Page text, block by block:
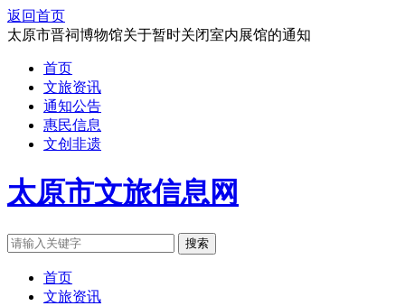
返回首页
太原市晋祠博物馆关于暂时关闭室内展馆的通知
首页
文旅资讯
通知公告
惠民信息
文创非遗
太原市文旅信息网
搜索
首页
文旅资讯